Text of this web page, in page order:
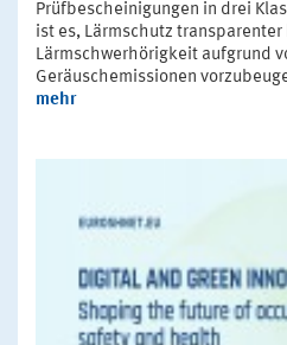
Prüfbescheinigungen in drei
ist es, Lärmschutz
Lärmschwerhörigkeit aufgrund
Geräuschemissionen
mehr